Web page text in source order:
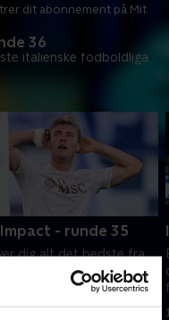
36
italienske fodboldliga
dit abonnement på Mit
- runde 35
dig alt det bedste fra
verdens største ligaer, når
alle højdepunkter fra
spillerunde i Serie A.